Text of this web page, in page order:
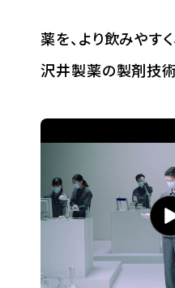
薬を、より飲みやすく
沢井製薬の製剤技術